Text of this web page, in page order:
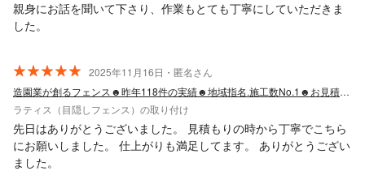
親身にお話を聞いて下さり、作業もとても丁寧にしていただきま
した。
2025年11月16日・匿名さん
造園業が創るフェンス☻昨年118件の実績☻地域指名.施工数No.1☻お見積り無料
ラティス（目隠しフェンス）の取り付け
先日はありがとうございました。 見積もりの時から丁寧でこちら
にお願いしました。 仕上がりも満足してます。 ありがとうござい
ました。